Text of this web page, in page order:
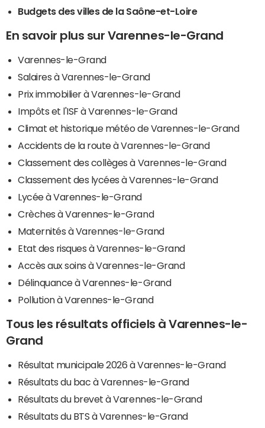
Budgets des villes de la Saône-et-Loire
En savoir plus sur Varennes-le-Grand
Varennes-le-Grand
Salaires à Varennes-le-Grand
Prix immobilier à Varennes-le-Grand
Impôts et l'ISF à Varennes-le-Grand
Climat et historique météo de Varennes-le-Grand
Accidents de la route à Varennes-le-Grand
Classement des collèges à Varennes-le-Grand
Classement des lycées à Varennes-le-Grand
Lycée à Varennes-le-Grand
Crèches à Varennes-le-Grand
Maternités à Varennes-le-Grand
Etat des risques à Varennes-le-Grand
Accès aux soins à Varennes-le-Grand
Délinquance à Varennes-le-Grand
Pollution à Varennes-le-Grand
Tous les résultats officiels à Varennes-le-
Grand
Résultat municipale 2026 à Varennes-le-Grand
Résultats du bac à Varennes-le-Grand
Résultats du brevet à Varennes-le-Grand
Résultats du BTS à Varennes-le-Grand